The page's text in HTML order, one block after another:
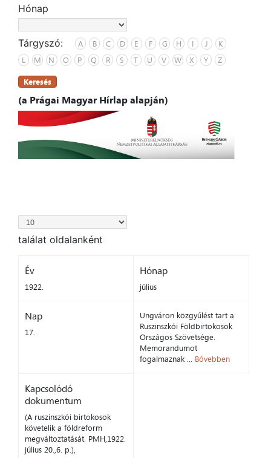
Hónap
Tárgyszó: A B C D E F G H I J
K
L
M N O P Q R S T U V W X Y Z
Keresés
(a Prágai Magyar Hírlap alapján)
találat oldalanként
Év
1922.
Hónap
július
Nap
17.
Ungváron közgyűlést tart a
Ruszinszkói Földbirtokosok
Országos Szövetsége.
Memorandumot
fogalmaznak ... Bővebben
Kapcsolódó
dokumentum
(A ruszinszkói birtokosok
követelik a földreform
megváltoztatását. PMH,1922.
július 20.,6. p.),